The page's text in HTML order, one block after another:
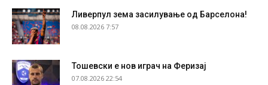
Ливерпул зема засилување од Барселона!
08.08.2026 7:57
Тошевски е нов играч на Феризај
07.08.2026 22:54